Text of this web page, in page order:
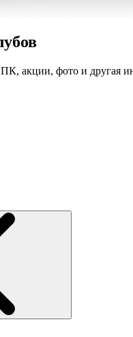
акции, фото и другая